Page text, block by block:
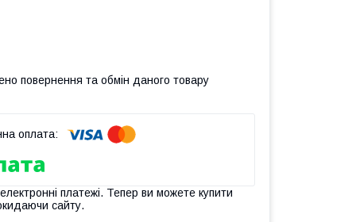
повернення та обмін даного товару
платежі. Тепер ви можете купити
сайту.